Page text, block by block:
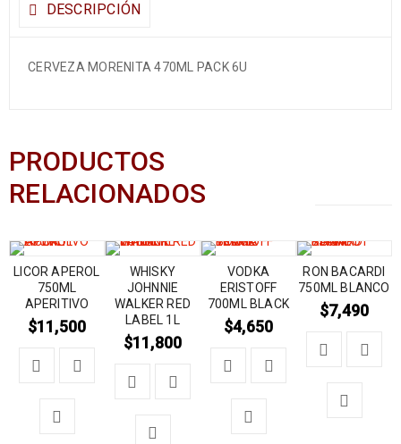
DESCRIPCIÓN
CERVEZA MORENITA 470ML PACK 6U
PRODUCTOS
RELACIONADOS
LICOR APEROL
750ML
APERITIVO
$11,500
WHISKY
JOHNNIE
WALKER RED
LABEL 1L
$11,800
VODKA
ERISTOFF
700ML BLACK
$4,650
RON BACARDI
750ML BLANCO
$7,490